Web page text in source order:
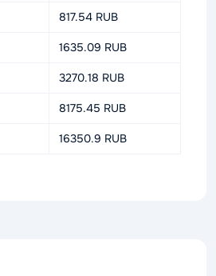
817.54 RUB
1635.09 RUB
3270.18 RUB
8175.45 RUB
16350.9 RUB